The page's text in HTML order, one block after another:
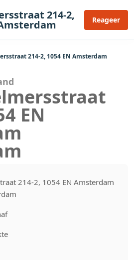
214-2, Reageer
214-2, 1054 EN Amsterdam
EN
214-2, 1054 EN Amsterdam